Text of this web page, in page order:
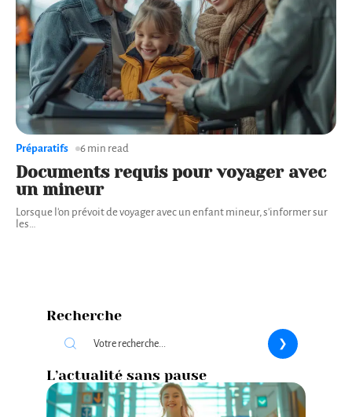
Documents requis pour voyager avec
un mineur
Lorsque l'on prévoit de voyager avec un enfant mineur, s'informer sur
les…
Préparatifs 6 min read
Recherche
L’actualité sans pause